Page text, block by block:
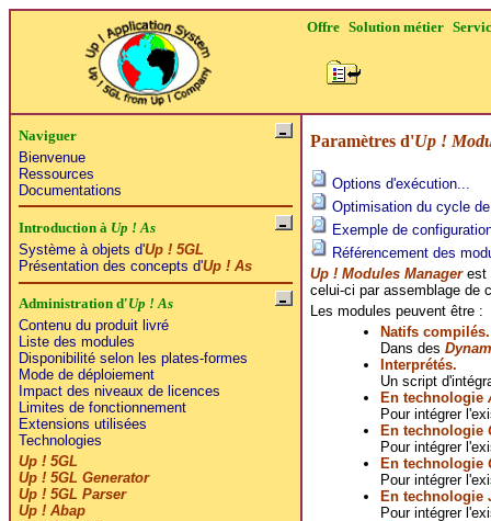
Offre Solution métier
Naviguer
Bienvenue
Ressources
Documentations
Introduction à Up ! As
Système à objets d'Up ! 5GL
Présentation des concepts d'Up ! As
Administration d'Up ! As
Contenu du produit livré
Liste des modules
Disponibilité selon les plates-formes
Mode de déploiement
Impact des niveaux de licences
Limites de fonctionnement
Extensions utilisées
Technologies
Up ! 5GL
Up ! 5GL Generator
Up ! 5GL Parser
Up ! Abap
Paramètres d'Up !
Options d'exécution...
Optimisation du cycle
Exemple de
Référencement des
Up ! Modules Managerest
celui-ci par assemblage de
Les modules peuvent être :
Natifs compilés.
Dans des
Interprétés.
Un script
En technologie
Pour intégrer
En technologie
Pour intégrer
En technologie
Pour intégrer
En technologie
Pour intégrer